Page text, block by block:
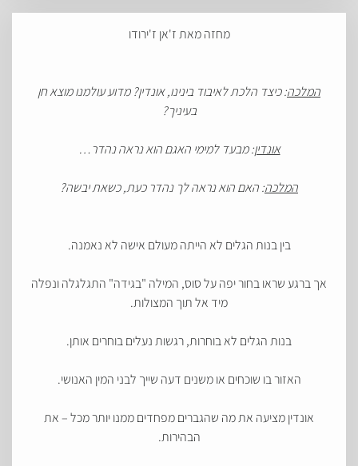
מחזה מאת ז'אן ז'ירודו
המלכה: כיצד הלכת לאיבוד בינינו, אונדין? מדוע עולמנו מוצא חן
בעיניך?
אונדין: מבעד למימי האגם הוא נראה נהדר…
המלכה: האם הוא נראה לך נהדר כעת, כשאת יבשה?
בין בנות הגלים לא הייתה מעולם אישה לא נאמנה.
אך ברגע שראו בחור יפה על סוס, המילה "בגידה" התגלגלה ונפלה
מיד אל תוך המצולות.
בנות הגלים לא בוחרות, רגשות נעלים בוחרים אותן.
האזור בו שוכחים או משנים דעה שייך לבני המין האנושי.
אונדין מציעה את מה שהגברים מפחדים ממנו יותר מכל – את
הבהירות.